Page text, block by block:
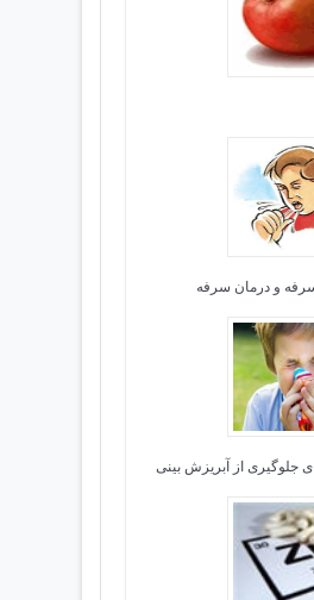
و درمان سرفه
جلوگیری از آبریزش بینی